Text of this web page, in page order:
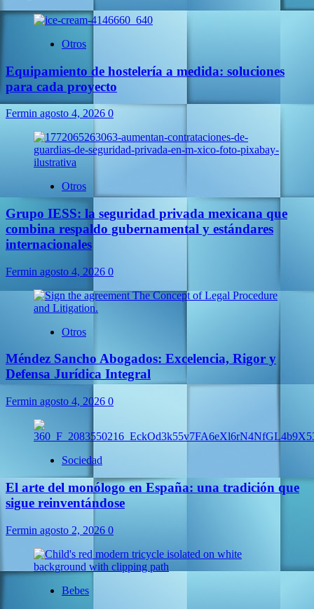
Otros
Equipamiento de hostelería a medida: soluciones
para cada proyecto
Fermin agosto 4, 2026 0
Otros
Grupo IESS: la seguridad privada mexicana que
combina respaldo gubernamental y estándares
internacionales
Fermin agosto 4, 2026 0
Otros
Méndez Sancho Abogados: Excelencia, Rigor y
Defensa Jurídica Integral
Fermin agosto 4, 2026 0
Sociedad
El arte del monólogo en España: una tradición que
sigue reinventándose
Fermin agosto 2, 2026 0
Bebes